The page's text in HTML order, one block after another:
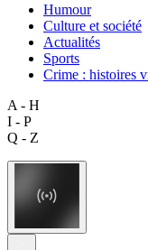
Humour
Culture et société
Actualités
Sports
Crime : histoires
A - H
I - P
Q - Z